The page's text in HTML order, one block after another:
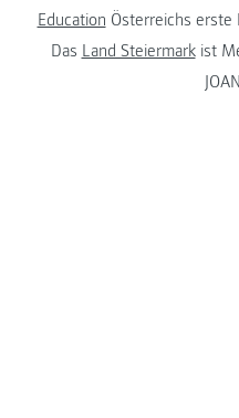
Education Österreichs erste
Das Land Steiermarkist